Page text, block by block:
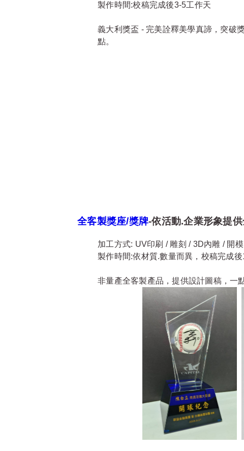
製作時間:校稿完成後3-5工作天
義大利獎盃 - 完美詮釋美學真諦，突破
點。
全客製獎座/獎牌-依活動.企業形象提
加工方式: UV印刷 / 雕刻 / 3D內雕 / 開
製作時間:依材質.數量而異，校稿完成
非量產全客製產品，提供設計圖稿，一